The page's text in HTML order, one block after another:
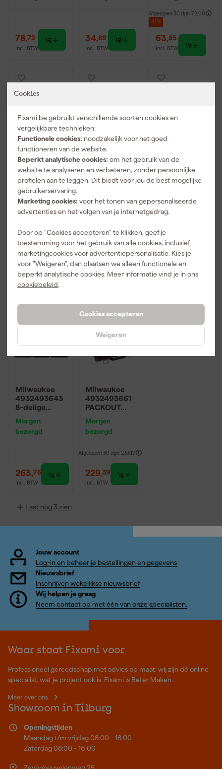
Cookies
Fixami.be gebruikt verschillende soorten cookies en
vergelijkbare technieken:
Functionele cookies: noodzakelijk voor het goed
functioneren van de website.
Beperkt analytische cookies: om het gebruik van de
website te analyseren en verbeteren, zonder persoonlijke
profielen aan te leggen. Dit biedt voor jou de best mogelijke
gebruikerservaring.
Marketing cookies: voor het tonen van gepersonaliseerde
advertenties en het volgen van je internetgedrag.
Door op "Cookies accepteren" te klikken, geef je
toestemming voor het gebruik van alle cookies, inclusief
marketingcookies voor advertentiepersonalisatie. Kies je
voor "Weigeren", dan plaatsen we alleen functionele en
beperkt analytische cookies. Meer informatie vind je in ons
cookiebeleid.
Cookies accepteren
Weigeren
78,72
incl. BTW
34,89
incl. BTW
Torx
Afgelopen 30 dgn 72,00
-11%
63,85
incl. BTW
StealthMount
s WH-BLK-
SD-4
Wandhouder
set voor
schroevendra
4 stuks
Morgen
bezorgd
18,99
incl. BTW
StealthMount
s DHSP-SD-10
Schroevendra
aierhouder
voor ladekast
stuks
Morgen
bezorgd
16,99
incl. BTW
Milwaukee
4932492773
Tangenset
Morgen
bezorgd
66,94
incl. BTW
Milwaukee
4932493643
8-delige
Tangenset in
foam inlay -
koffers met
lades
Morgen
bezorgd
263,75
incl. BTW
Milwaukee
4932493661
PACKOUT
doppenset
met 1/4" en
aandrijving
Morgen
bezorgd
Afgelopen 30 dgn 233,19
229,39
incl. BTW
Laat nog 3 zien
Jouw account
Log-in en beheer je bestellingen en gegevens
Nieuwsbrief
Inschrijven wekelijkse nieuwsbrief
Wij helpen je graag
Neem contact op met één van onze specialisten.
Waar staat Fixami voor
Professioneel gereedschap met advies op maat: wij zijn dé online
specialist, wat je project ook is. Fixami is Beter Maken.
Meer over ons
Showroom in Tilburg
Openingstijden
Maandag t/m vrijdag 08:00 - 18:00
Zaterdag 08:00 - 16:00